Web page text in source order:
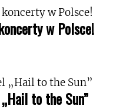
w Polsce!
to the Sun”